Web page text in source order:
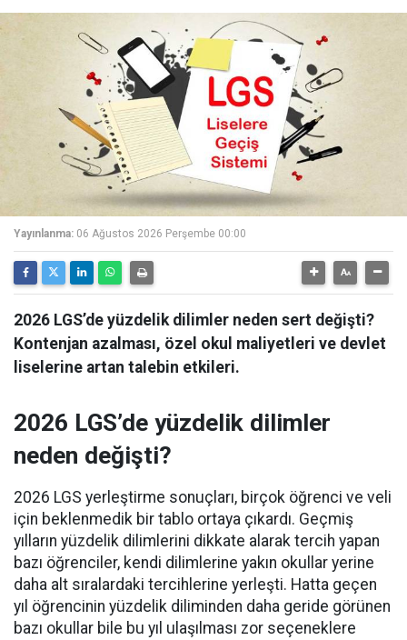
Yayınlanma: 06 Ağustos 2026 Perşembe 00:00
2026 LGS’de yüzdelik dilimler neden sert değişti?
Kontenjan azalması, özel okul maliyetleri ve devlet
liselerine artan talebin etkileri.
2026 LGS’de yüzdelik dilimler
neden değişti?
2026 LGS yerleştirme sonuçları, birçok öğrenci ve veli
için beklenmedik bir tablo ortaya çıkardı. Geçmiş
yılların yüzdelik dilimlerini dikkate alarak tercih yapan
bazı öğrenciler, kendi dilimlerine yakın okullar yerine
daha alt sıralardaki tercihlerine yerleşti. Hatta geçen
yıl öğrencinin yüzdelik diliminden daha geride görünen
bazı okullar bile bu yıl ulaşılması zor seçeneklere